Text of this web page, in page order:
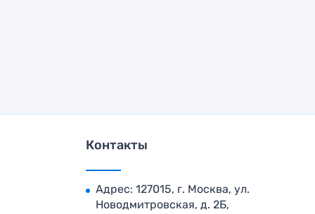
Контакты
Адрес: 127015, г. Москва, ул.
Новодмитровская, д. 2Б,